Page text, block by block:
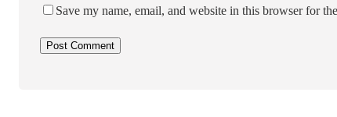
Save my name, email, and website in this browser for